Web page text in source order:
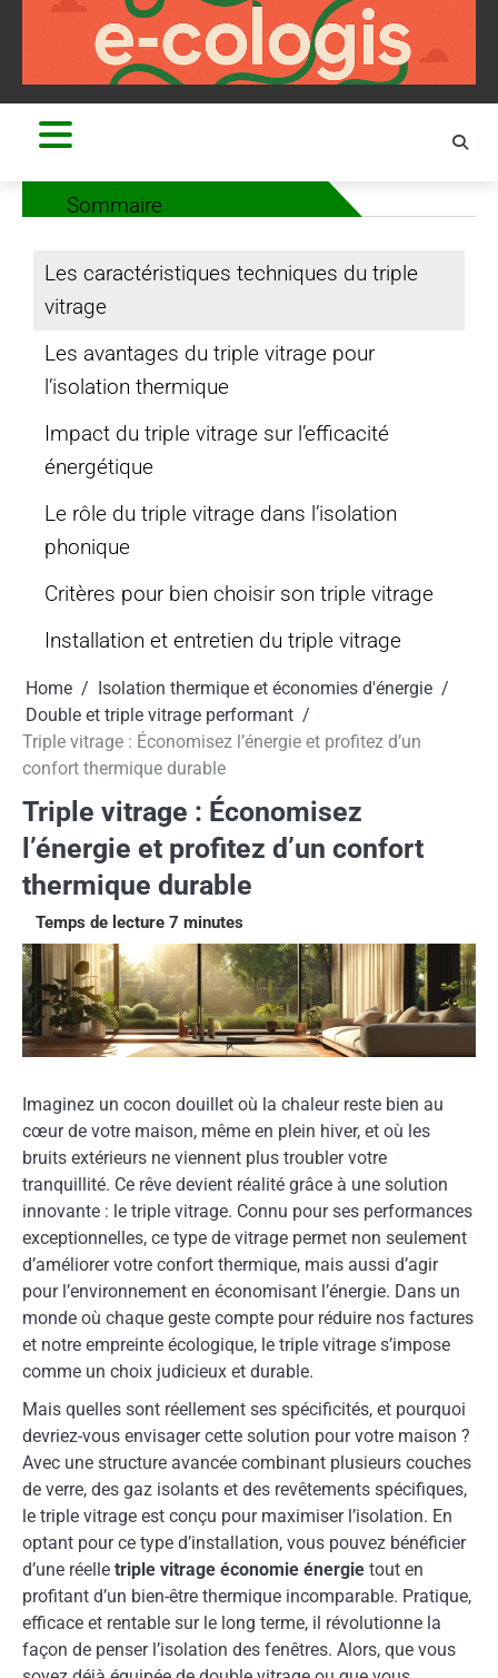
Home
Isolation thermique et économies d'énergie
Double et triple vitrage performant
Triple vitrage : Économisez l’énergie et profitez d’un
confort thermique durable
Triple vitrage : Économisez
l’énergie et profitez d’un confort
thermique durable
Imaginez un cocon douillet où la chaleur reste bien au
cœur de votre maison, même en plein hiver, et où les
bruits extérieurs ne viennent plus troubler votre
tranquillité. Ce rêve devient réalité grâce à une solution
innovante : le triple vitrage. Connu pour ses performances
exceptionnelles, ce type de vitrage permet non seulement
d’améliorer votre confort thermique, mais aussi d’agir
pour l’environnement en économisant l’énergie. Dans un
monde où chaque geste compte pour réduire nos factures
et notre empreinte écologique, le triple vitrage s’impose
comme un choix judicieux et durable.
Mais quelles sont réellement ses spécificités, et pourquoi
devriez-vous envisager cette solution pour votre maison ?
Avec une structure avancée combinant plusieurs couches
de verre, des gaz isolants et des revêtements spécifiques,
le triple vitrage est conçu pour maximiser l’isolation. En
optant pour ce type d’installation, vous pouvez bénéficier
d’une réelle triple vitrage économie énergie tout en
profitant d’un bien-être thermique incomparable. Pratique,
efficace et rentable sur le long terme, il révolutionne la
façon de penser l’isolation des fenêtres. Alors, que vous
Sommaire
Les caractéristiques techniques du triple
vitrage
Les avantages du triple vitrage pour
l’isolation thermique
Impact du triple vitrage sur l’efficacité
énergétique
Le rôle du triple vitrage dans l’isolation
phonique
Critères pour bien choisir son triple vitrage
Installation et entretien du triple vitrage